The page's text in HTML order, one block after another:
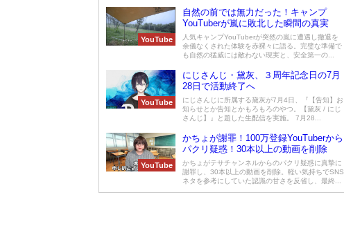
YouTube
自然の前では無力だった！キャンプ
YouTuberが嵐に敗北した瞬間の真実
人気キャンプYouTuberが突然の嵐に遭遇し撤退を
余儀なくされた体験を赤裸々に語る。完璧な準備で
も自然の猛威には敵わない現実と、安全第一の...
YouTube
にじさんじ・黛灰、３周年記念日の7月
28日で活動終了へ
にじさんじに所属する黛灰が7月4日、『【告知】お
知らせとか告知とかもろもろのやつ。【黛灰 / にじ
さんじ】』と題した生配信を実施。 7月28...
YouTube
かちょが謝罪！100万登録YouTuberから
パクリ疑惑！30本以上の動画を削除
かちょがテサチャンネルからのパクリ疑惑に真摯に
謝罪し、30本以上の動画を削除。軽い気持ちでSNS
ネタを参考にしていた認識の甘さを反省し、最終...